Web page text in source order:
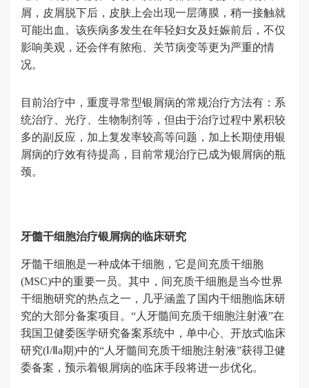
屑，皮屑脱下后，皮肤上会出现一层薄膜，稍一接触就
可能出血。该疾病多发生在年轻妇女及妊娠前后，不仅
影响美观，还会伴有脓疱、关节病变等更为严重的情
况。
目前治疗中，重度寻常型银屑病的常规治疗方法有：系
统治疗、光疗、生物制剂等，但由于治疗过程中累积较
多的副反应，加上复发率较高等问题，加上长期使用银
屑病的疗效有待提高，目前常规治疗已成为银屑病的瓶
颈。
牙髓干细胞治疗银屑病的临床研究
牙髓干细胞是一种成体干细胞，它是间充质干细胞
(MSC)中的重要一员。其中，间充质干细胞是当今世界
干细胞研究的热点之一，几乎涵盖了国内干细胞临床研
究的大部分备案项目。“人牙髓间充质干细胞注射液”在
我国卫健委医学研究备案系统中，单中心、开放式临床
研究(Ⅰ/Ⅱa期)中的“人牙髓间充质干细胞注射液”获得卫健
委备案，预示着银屑病的临床手段将进一步优化。